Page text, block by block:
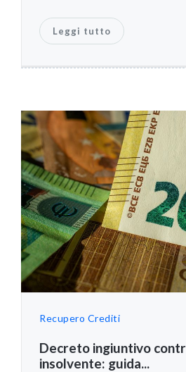
Leggi tutto
Recupero Crediti
Decreto ingiuntivo
insolvente: guida...